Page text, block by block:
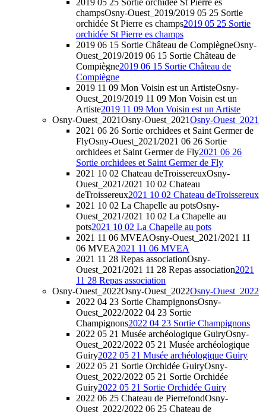
2019 05 25 Sortie orchidée St Pierre es
champsOsny-Ouest_2019/2019 05 25 Sortie
orchidée St Pierre es champs2019 05 25 Sortie
orchidée St Pierre es champs
2019 06 15 Sortie Château de CompiègneOsny-
Ouest_2019/2019 06 15 Sortie Château de
Compiègne2019 06 15 Sortie Château de
Compiègne
2019 11 09 Mon Voisin est un ArtisteOsny-
Ouest_2019/2019 11 09 Mon Voisin est un
Artiste2019 11 09 Mon Voisin est un Artiste
Osny-Ouest_2021Osny-Ouest_2021Osny-Ouest_2021
2021 06 26 Sortie orchidees et Saint Germer de
FlyOsny-Ouest_2021/2021 06 26 Sortie
orchidees et Saint Germer de Fly2021 06 26
Sortie orchidees et Saint Germer de Fly
2021 10 02 Chateau deTroissereuxOsny-
Ouest_2021/2021 10 02 Chateau
deTroissereux2021 10 02 Chateau deTroissereux
2021 10 02 La Chapelle au potsOsny-
Ouest_2021/2021 10 02 La Chapelle au
pots2021 10 02 La Chapelle au pots
2021 11 06 MVEAOsny-Ouest_2021/2021 11
06 MVEA2021 11 06 MVEA
2021 11 28 Repas associationOsny-
Ouest_2021/2021 11 28 Repas association2021
11 28 Repas association
Osny-Ouest_2022Osny-Ouest_2022Osny-Ouest_2022
2022 04 23 Sortie ChampignonsOsny-
Ouest_2022/2022 04 23 Sortie
Champignons2022 04 23 Sortie Champignons
2022 05 21 Musée archéologique GuiryOsny-
Ouest_2022/2022 05 21 Musée archéologique
Guiry2022 05 21 Musée archéologique Guiry
2022 05 21 Sortie Orchidée GuiryOsny-
Ouest_2022/2022 05 21 Sortie Orchidée
Guiry2022 05 21 Sortie Orchidée Guiry
2022 06 25 Chateau de PierrefondOsny-
Ouest_2022/2022 06 25 Chateau de